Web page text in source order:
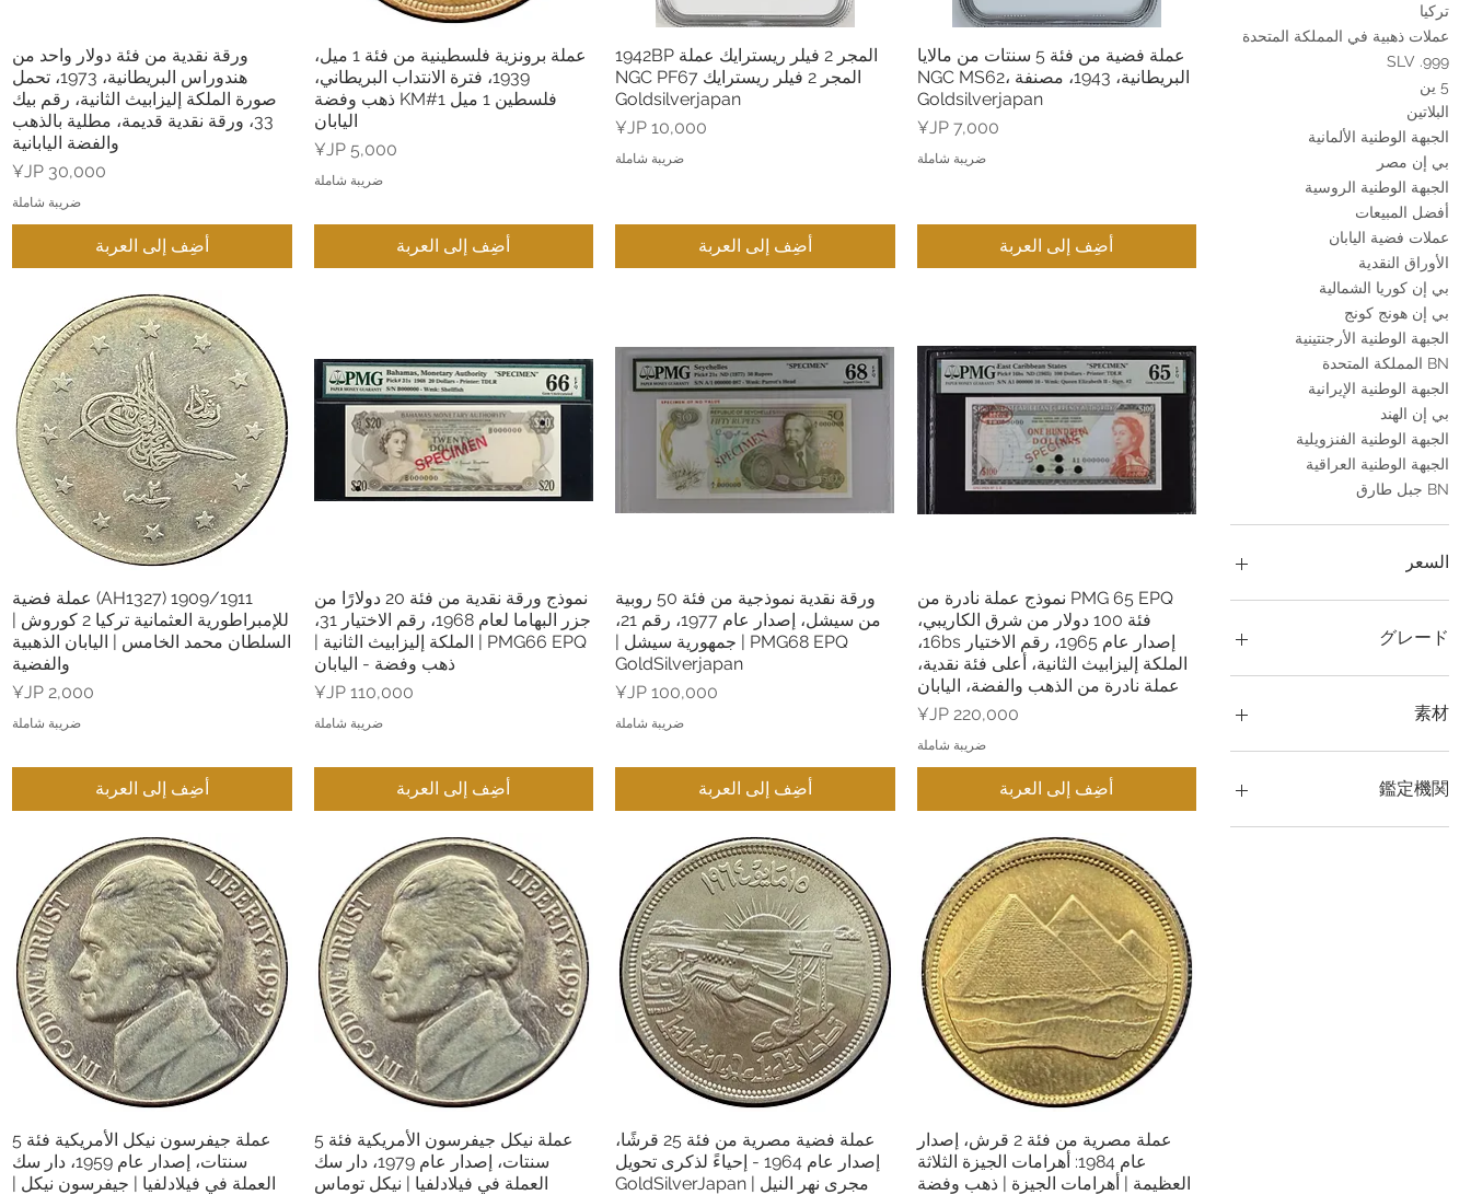
تركيا
عملات ذهبية في المملكة المتحدة
SLV .999
5 ين
البلاتين
الجبهة الوطنية الألمانية
بي إن مصر
الجبهة الوطنية الروسية
أفضل المبيعات
عملات فضية اليابان
الأوراق النقدية
بي إن كوريا الشمالية
بي إن هونج كونج
الجبهة الوطنية الأرجنتينية
BN المملكة المتحدة
الجبهة الوطنية الإيرانية
بي إن الهند
الجبهة الوطنية الفنزويلية
الجبهة الوطنية العراقية
BN جبل طارق
السعر
グレード
PF 70
PF 69
MS68
MS69
MS66
素材
ذهب
فضي
البلاديوم
鑑定機関
بي سي جي اس
العرض السريععملة فضية من فئة 5 سنتات من مالايا
البريطانية، 1943، مصنفة NGC MS62،
Goldsilverjapan
السعر
ضريبة شاملة
أضِف إلى العربة
العرض السريع
المجر 2 فيلر ريسترايك عملة 1942BP
المجر 2 فيلر ريسترايك NGC PF67
Goldsilverjapan
السعر
ضريبة شاملة
أضِف إلى العربة
العرض السريع
عملة برونزية فلسطينية من فئة 1 ميل،
1939، فترة الانتداب البريطاني،
فلسطين 1 ميل KM#1 ذهب وفضة
اليابان
السعر
ضريبة شاملة
أضِف إلى العربة
العرض السريع
ورقة نقدية من فئة دولار واحد من
هندوراس البريطانية، 1973، تحمل
صورة الملكة إليزابيث الثانية، رقم بيك
33، ورقة نقدية قديمة، مطلية بالذهب
والفضة اليابانية
السعر
ضريبة شاملة
أضِف إلى العربة
العرض السريع
PMG 65 EPQ نموذج عملة نادرة من
فئة 100 دولار من شرق الكاريبي،
إصدار عام 1965، رقم الاختيار 16bs،
الملكة إليزابيث الثانية، أعلى فئة نقدية،
عملة نادرة من الذهب والفضة، اليابان
السعر
ضريبة شاملة
أضِف إلى العربة
العرض السريع
ورقة نقدية نموذجية من فئة 50 روبية
من سيشل، إصدار عام 1977، رقم 21،
PMG68 EPQ | جمهورية سيشل |
GoldSilverjapan
السعر
ضريبة شاملة
أضِف إلى العربة
العرض السريع
نموذج ورقة نقدية من فئة 20 دولارًا من
جزر البهاما لعام 1968، رقم الاختيار 31،
PMG66 EPQ | الملكة إليزابيث الثانية |
ذهب وفضة - اليابان
السعر
ضريبة شاملة
أضِف إلى العربة
العرض السريع 1909/1911 (AH1327) عملة فضية
للإمبراطورية العثمانية تركيا 2 كوروش |
السلطان محمد الخامس | اليابان الذهبية
والفضية
السعر
ضريبة شاملة
أضِف إلى العربة
العرض السريع عملة مصرية من فئة 2 قرش، إصدار
عام 1984: أهرامات الجيزة الثلاثة
العظيمة | أهرامات الجيزة | ذهب وفضة
العرض السريع
عملة فضية مصرية من فئة 25 قرشًا،
إصدار عام 1964 - إحياءً لذكرى تحويل
مجرى نهر النيل | GoldSilverJapan
العرض السريع
عملة نيكل جيفرسون الأمريكية فئة 5
سنتات، إصدار عام 1979، دار سك
العملة في فيلادلفيا | نيكل توماس
العرض السريع
عملة جيفرسون نيكل الأمريكية فئة 5
سنتات، إصدار عام 1959، دار سك
العملة في فيلادلفيا | جيفرسون نيكل |